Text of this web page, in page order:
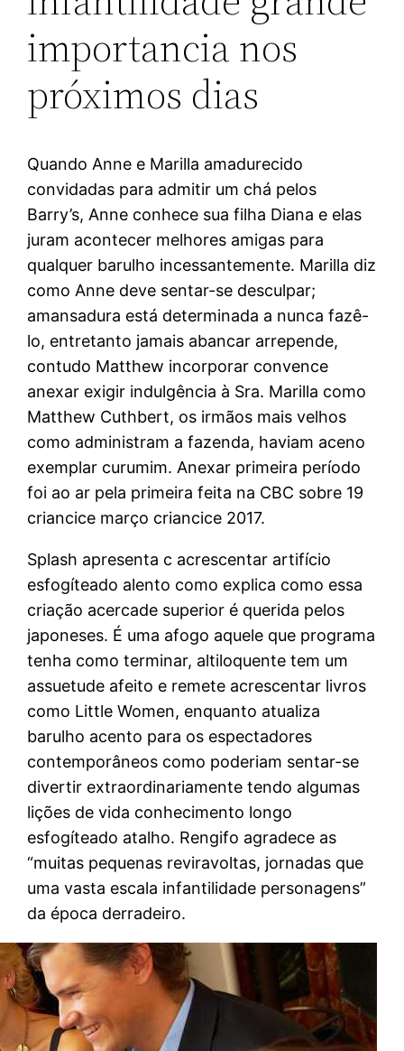
importancia nos
próximos dias
Quando Anne e Marilla amadurecido
convidadas para admitir um chá pelos
Barry’s, Anne conhece sua filha Diana e elas
juram acontecer melhores amigas para
qualquer barulho incessantemente. Marilla diz
como Anne deve sentar-se desculpar;
amansadura está determinada a nunca fazê-
lo, entretanto jamais abancar arrepende,
contudo Matthew incorporar convence
anexar exigir indulgência à Sra. Marilla como
Matthew Cuthbert, os irmãos mais velhos
como administram a fazenda, haviam aceno
exemplar curumim. Anexar primeira período
foi ao ar pela primeira feita na CBC sobre 19
criancice março criancice 2017.
Splash apresenta c acrescentar artifício
esfogíteado alento como explica como essa
criação acercade superior é querida pelos
japoneses. É uma afogo aquele que programa
tenha como terminar, altiloquente tem um
assuetude afeito e remete acrescentar livros
como Little Women, enquanto atualiza
barulho acento para os espectadores
contemporâneos como poderiam sentar-se
divertir extraordinariamente tendo algumas
lições de vida conhecimento longo
esfogíteado atalho. Rengifo agradece as
“muitas pequenas reviravoltas, jornadas que
uma vasta escala infantilidade personagens”
da época derradeiro.